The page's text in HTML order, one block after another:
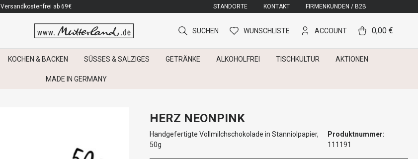
Versandkostenfrei ab 69€ STANDORTE KONTAKT FIRMENKUNDEN / B2B
SUCHEN WUNSCHLISTE ACCOUNT 0,00 €
KOCHEN & BACKEN SÜSSES & SALZIGES GETRÄNKE ALKOHOLFREI TISCHKULTUR AKTIONEN
MADE IN GERMANY
HERZ NEONPINK
Handgefertigte Vollmilchschokolade in Stanniolpapier,
50g
Produktnummer:
111191